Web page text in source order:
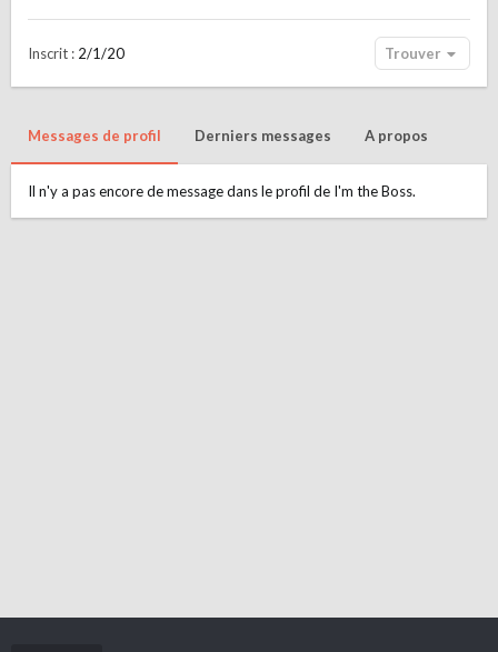
Inscrit 2/1/20 Trouver
Messages de profil Derniers messages A propos
Il n'y a pas encore de message dans le profil de I'm the Boss.